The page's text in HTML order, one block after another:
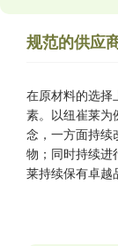
规范的供应
在原材料的选择
素。以纽崔莱为
念，一方面持续
物；同时持续进
莱持续保有卓越